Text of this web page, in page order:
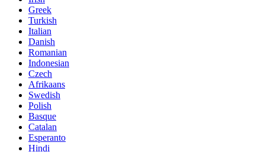
Greek
Turkish
Italian
Danish
Romanian
Indonesian
Czech
Afrikaans
Swedish
Polish
Basque
Catalan
Esperanto
Hindi